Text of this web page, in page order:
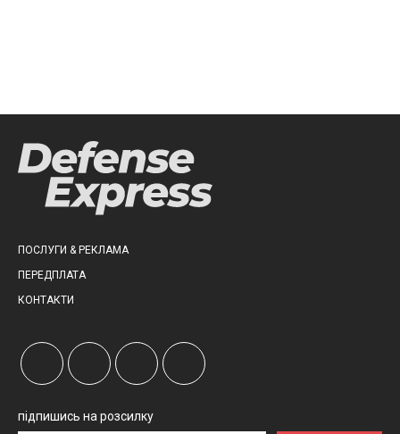
ПОСЛУГИ & РЕКЛАМА
ПЕРЕДПЛАТА
КОНТАКТИ
підпишись на розсилку